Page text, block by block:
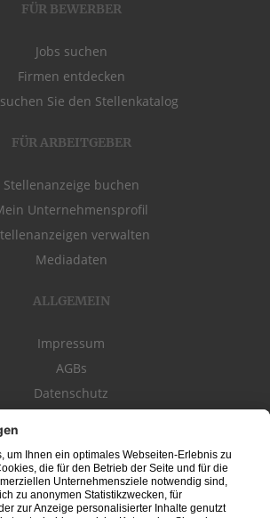
FÜR BEWERBER
Jobs suchen
Firmen entdecken
Sie den Stellenkatalog
FÜR ARBEITGEBER
Stellenanzeige buchen
Unternehmensprofil
verwalten
Mediadaten
ALLGEMEIN
Impressum
AGBs
Datenschutz